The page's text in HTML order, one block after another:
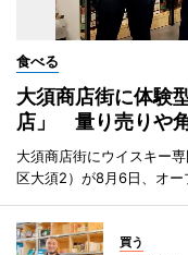
食べる
大須商店街に体験
店」 量り売りや
大須商店街にウイスキー
区大須2）が8月6日、オー
買う